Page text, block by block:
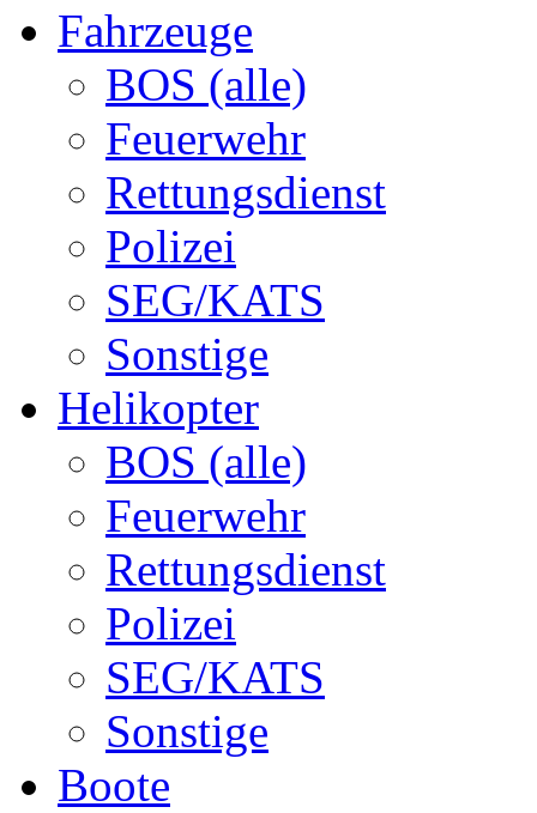
Fahrzeuge
BOS (alle)
Feuerwehr
Rettungsdienst
Polizei
SEG/KATS
Sonstige
Helikopter
BOS (alle)
Feuerwehr
Rettungsdienst
Polizei
SEG/KATS
Sonstige
Boote